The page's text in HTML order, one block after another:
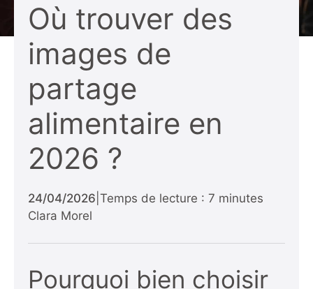
Où trouver des
images de
partage
alimentaire en
2026 ?
24/04/2026 Temps de lecture : 7 minutes
Clara Morel
Pourquoi bien choisir